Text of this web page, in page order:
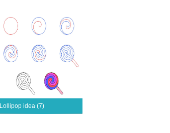
Lollipop idea (7)